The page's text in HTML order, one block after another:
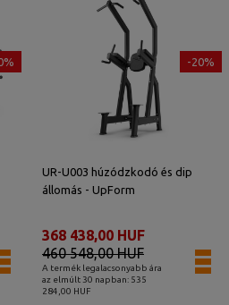
-20%
UR-U003 húzódzkodó és dip
állomás - UpForm
A termék legalacsonyabb ára
az elmúlt 30 napban: 535
284,00 HUF
460 548,00 HUF
368 438,00 HUF